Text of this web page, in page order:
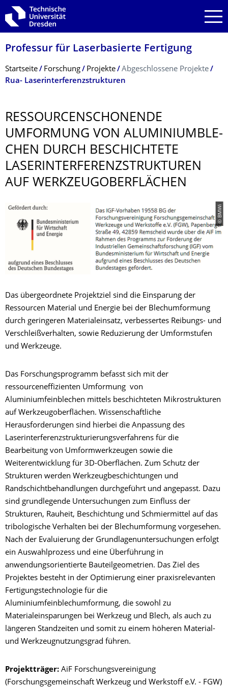
Zur Hauptnavigation springen
Zur Suche springen
Zum Inhalt springen
Professur für Laserbasierte Fertigung
Breadcrumb-Menü
Startseite Forschung Projekte
Abgeschlossene Projekte
Rua- Laserinterferenzstrukturen
RESSOURCENSCHO­NENDE
UMFORMUNG VON ALUMINIUMBLE­
CHEN DURCH BESCHICHTETE
LASERINTERFE­RENZSTRUKTUREN
AUF WERKZEUGOBER­FLÄCHEN
© BMWi
Das übergeordnete Projektziel sind die Einsparung der
Ressourcen Material und Energie bei der Blechumformung
durch geringeren Materialeinsatz, verbessertes Reibungs- und
Verschleißverhalten, sowie Reduzierung der Umformstufen
und Werkzeuge.
Das Forschungsprogramm befasst sich mit der
ressourceneffizienten Umformung von
Aluminiumfeinblechen mittels beschichteten Mikrostrukturen
auf Werkzeugoberflächen. Wissenschaftliche
Herausforderungen sind hierbei die Anpassung des
Laserinterferenzstrukturierungsverfahrens für die
Bearbeitung von Umformwerkzeugen sowie die
Weiterentwicklung für 3D-Oberflächen. Zum Schutz der
Strukturen werden Werkzeugbeschichtungen und
Randschichtbehandlungen durchgeführt und angepasst. Dazu
sind grundlegende Untersuchungen zum Einfluss der
Strukturen, Rauheit, Beschichtung und Schmiermittel auf das
tribologische Verhalten bei der Blechumformung vorgesehen.
Nach der Evaluierung der Grundlagenuntersuchungen erfolgt
ein Auswahlprozess und eine Überführung in
anwendungsorientierte Bauteilgeometrien. Das Ziel des
Projektes besteht in der Optimierung einer praxisrelevanten
Fertigungstechnologie für die
Aluminiumfeinblechumformung, die sowohl zu
Materialeinsparungen bei Werkzeug und Blech, als auch zu
längeren Standzeiten und somit zu einem höheren Material-
und Werkzeugnutzungsgrad führen.
Projektträger: AiF Forschungsvereinigung
(Forschungsgemeinschaft Werkzeug und Werkstoff e.V. - FGW)